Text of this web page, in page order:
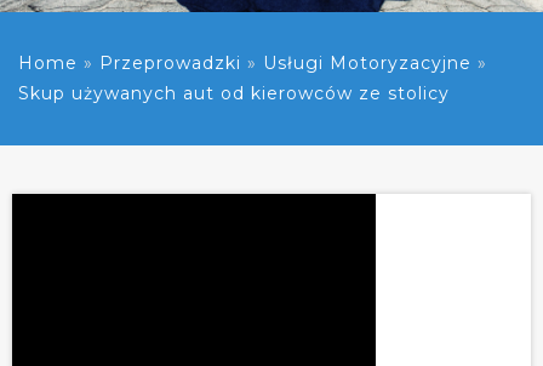
Home » Przeprowadzki » Usługi Motoryzacyjne »
Skup używanych aut od kierowców ze stolicy